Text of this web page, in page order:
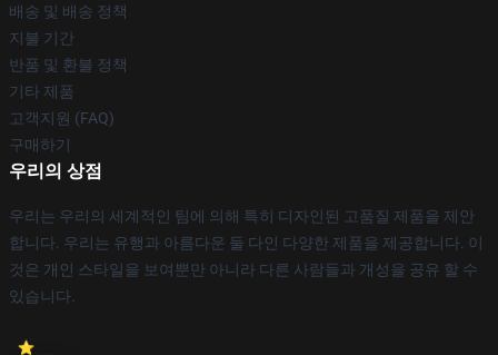
배송 및 배송 정책
지불 기간
반품 및 환불 정책
기타 제품
고객지원 (FAQ)
구매하기
우리의 상점
우리는 우리의 세계적인 팀에 의해 특히 디자인된 고품질 제품을 제안
합니다. 우리는 유행과 아름다운 둘 다인 다양한 제품을 제공합니다. 이
것은 개인 스타일을 보여뿐만 아니라 다른 사람들과 개성을 공유 할 수
있습니다.